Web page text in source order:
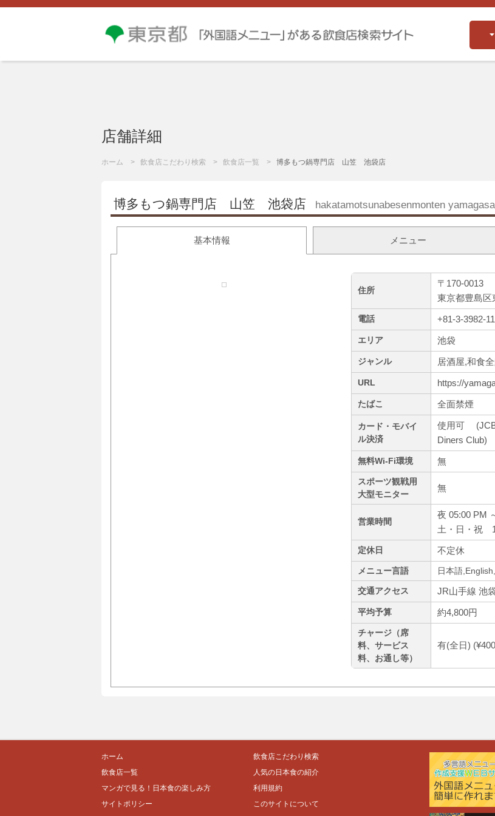
店舗詳細
ホーム 飲食店こだわり検索 飲食店一覧 博多もつ鍋専門店 山笠 池袋店
博多もつ鍋専門店 山笠 池袋店 hakatamotsunabesenmonten
基本情報 メニュー
住所
〒170-0013
東京都豊島
電話 +81-3-3982-
エリア 池袋
ジャンル 居酒屋,和食
URL https://
たばこ 全面禁煙
カード・モバイ
ル決済
使用可 (JCB
Diners Club)
無料Wi-Fi環境 無
スポーツ観戦用
大型モニター
無
営業時間
夜 05:00 PM
土・日・祝
定休日 不定休
メニュー言語 日本語
交通アクセス JR山手線 池
平均予算 約4,800円
チャージ（席
料、サービス
料、お通し等）
有(全日)
ホーム
飲食店こだわり検索
飲食店一覧
人気の日本食の紹介
マンガで見る！日本食の楽しみ方
利用規約
サイトポリシー
このサイトについて